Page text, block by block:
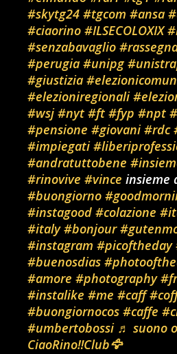
#skytg24 #tgcom #ansa
#ciaorino #ILSECOLOXIX
#senzabavaglio
#perugia #unipg
#giustizia
#elezioniregionali
#wsj #nyt #ft #fyp #npt
#pensione #giovani #rdc
#impiegati
#andratuttobene
#rinovive #vince insieme
#buongiorno
#instagood #colazione
#italy #bonjour
#instagram #picoftheday
#buenosdias
#amore #photography
#instalike #me #caff
#buongiornocos #caffe
#umbertobossi ♬ suono
CiaoRino‼️Club🦅